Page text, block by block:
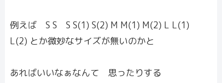
例えば S S S S(1) S(2) M M(1) M(2) L L(1)
L(2) とか微妙なサイズが無いのかと
あればいいなぁなんて 思ったりする